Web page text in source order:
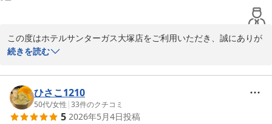
この度はホテルサンターガス大塚店をご利用いただき、誠にありが
とうございます。
ん。
そのような中でも、スタッフの対応について「とても良く好感が持
てた」とのお言葉を頂戴し、大変嬉しく拝読いたしました。
続きを読む
ひさこ1210
50代/女性 |33件のクチコミ
5 2026年5月4日投稿